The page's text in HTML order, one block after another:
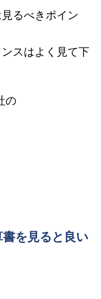
るべきポイン
スはよく見て下
の
を見ると良い